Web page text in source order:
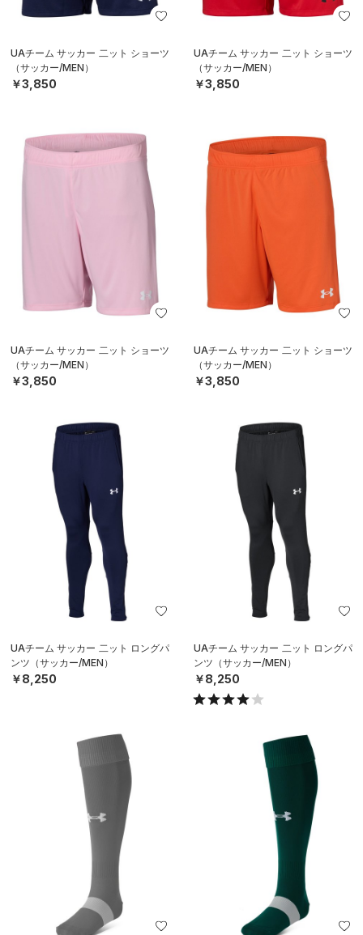
UAチーム サッカー 二ット ショーツ
（サッカー/MEN）
￥3,850
UAチーム サッカー 二ット ショーツ
（サッカー/MEN）
￥3,850
UAチーム サッカー 二ット ショーツ
（サッカー/MEN）
￥3,850
UAチーム サッカー 二ット ショーツ
（サッカー/MEN）
￥3,850
UAチーム サッカー 二ット ロングパ
ンツ（サッカー/MEN）
￥8,250
UAチーム サッカー 二ット ロングパ
ンツ（サッカー/MEN）
￥8,250